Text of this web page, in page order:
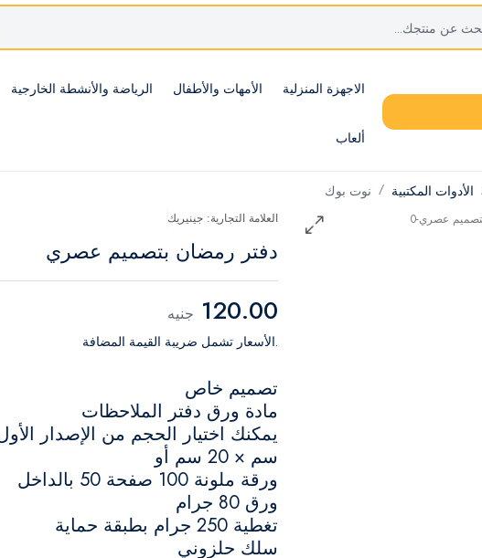
الاجهزة المنزلية الأمهات والأطفال الرياضة والأنشطة الخارجية
ألعاب
الأدوات المكتبية نوت بوك
العلامة التجارية: جينيريك
دفتر رمضان بتصميم عصري
120.00 جنيه
.الأسعار تشمل ضريبة القيمة المضافة
تصميم خاص
مادة ورق دفتر الملاحظات
سم × 20 سم أو
ورقة ملونة 100 صفحة 50 بالداخل
ورق 80 جرام
تغطية 250 جرام بطبقة حماية
سلك حلزوني